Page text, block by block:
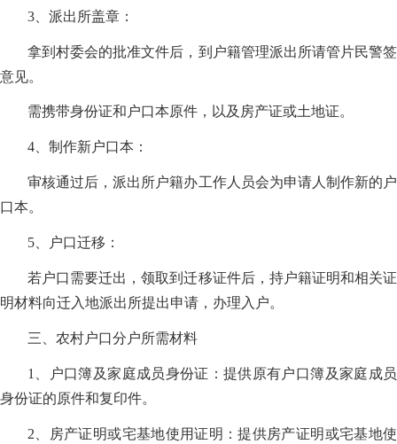
3、派出所盖章：
拿到村委会的批准文件后，到户籍管理派出所请管片民警签
意见。
需携带身份证和户口本原件，以及房产证或土地证。
4、制作新户口本：
审核通过后，派出所户籍办工作人员会为申请人制作新的户
口本。
5、户口迁移：
若户口需要迁出，领取到迁移证件后，持户籍证明和相关证
明材料向迁入地派出所提出申请，办理入户。
三、农村户口分户所需材料
1、户口簿及家庭成员身份证：提供原有户口簿及家庭成员
身份证的原件和复印件。
2、房产证明或宅基地使用证明：提供房产证明或宅基地使